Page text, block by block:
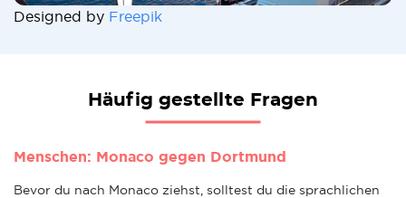
Designed by Freepik
Häufig gestellte Fragen
Menschen: Monaco gegen Dortmund
Bevor du nach Monaco ziehst, solltest du die sprachlichen